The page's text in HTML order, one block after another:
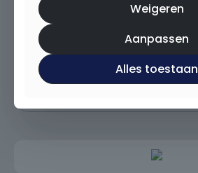
Weigeren
Aanpassen
Alles toestaan